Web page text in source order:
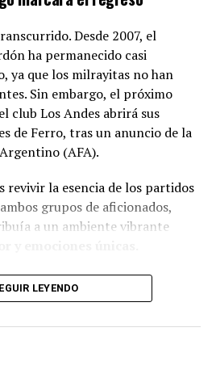
su comedor, ha notado un
la necesidad de ayuda
Milei. A pesar de las dificultades,
ayudando. Por su parte,
afirmar:«la gente elige a
los perjudican por
Desde 2007, el
ha permanecido casi
ya que los milrayitas no han
Sin embargo, el próximo
club Los Andes abrirá sus
de Ferro, tras un anuncio de la
(AFA).
revivir la esencia de los partidos
grupos de aficionados,
a un ambiente vibrante
LEYENDO